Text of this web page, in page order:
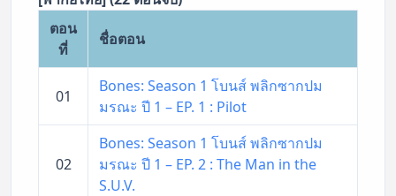
ตอน
ที่
ชื่อตอน
01
Bones: Season 1 โบนส์ พลิกซากปม
มรณะ ปี 1 – EP. 1 : Pilot
02
Bones: Season 1 โบนส์ พลิกซากปม
มรณะ ปี 1 – EP. 2 : The Man in the
S.U.V.